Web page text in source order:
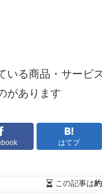
いる商品・サービ
があります
はてブ
この記事は